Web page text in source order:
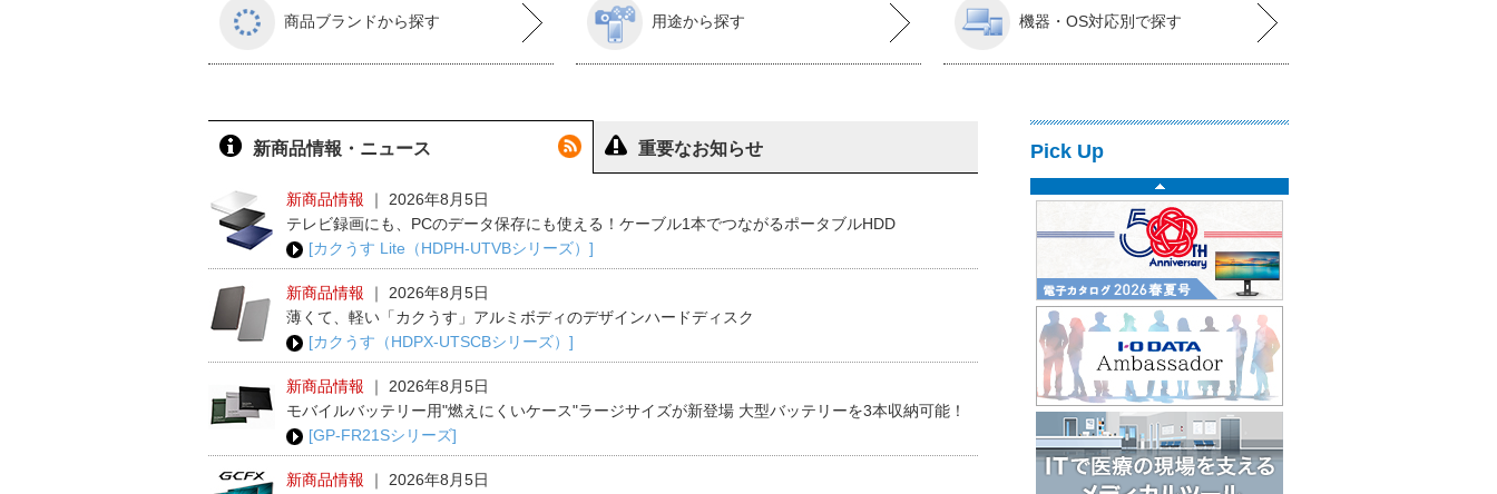
商品ブランドから探す 用途から探す 機器・OS対応別で探す
新商品情報・ニュース
新商品情報 ｜
2026年8月5日
テレビ録画にも、PCのデータ保存にも使える！ケーブル1本でつながるポータブルHDD
[カクうす Lite（HDPH-UTVBシリーズ）]
新商品情報 ｜
2026年8月5日
薄くて、軽い「カクうす」アルミボディのデザインハードディスク
[カクうす（HDPX-UTSCBシリーズ）]
新商品情報 ｜
2026年8月5日
モバイルバッテリー用"燃えにくいケース"ラージサイズが新登場 大型バッテリーを3本収納可能！
[GP-FR21Sシリーズ]
新商品情報 ｜
2026年8月5日
重要なお知らせ Pick Up